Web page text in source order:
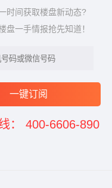
时间获取楼盘新动态?
盘一手情报抢先知道！
一键订阅
： 400-6606-890